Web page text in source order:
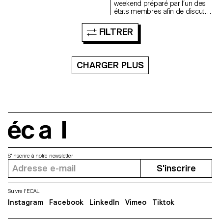
déclencheurs visuels qui
quotidienne d’une personne
je reproduis en réalité virtuelle
les lieux et les éléments les plus
nocifs pour une personne
en évidence la
méconnaissance de cette
maladie, qui conduit à
l’exclusion visuelle. Celle-ci est
dans sa forme complète.
weekend préparé par l’un des
états membres afin de discuter
« Informal Pictures » est une
investigation qui tente de
recréer l’atmosphère de ces
décisions sont prises. Il s’agit
d’une recherche autour de
l’influence de la presse dans la
journalistiques grand publique
informelles sont générées dans
MidJourney, à partir du langage
de ces journaux.
FILTRER
CHARGER PLUS
S'inscrire à notre newsletter
S'inscrire
Suivre l'ECAL
Instagram Facebook LinkedIn Vimeo Tiktok